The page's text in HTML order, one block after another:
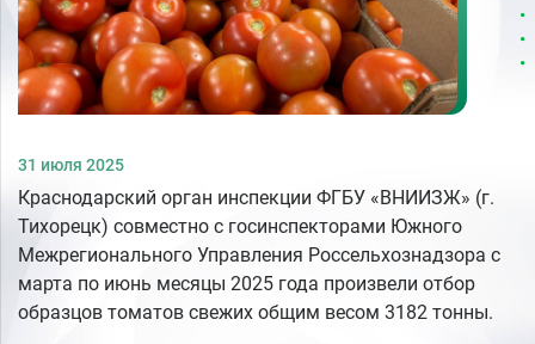
31 июля 2025
Краснодарский орган инспекции ФГБУ «ВНИИЗЖ» (г.
Тихорецк) совместно с госинспекторами Южного
Межрегионального Управления Россельхознадзора с
марта по июнь месяцы 2025 года произвели отбор
образцов томатов свежих общим весом 3182 тонны.